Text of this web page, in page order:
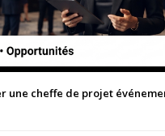
une cheffe de projet